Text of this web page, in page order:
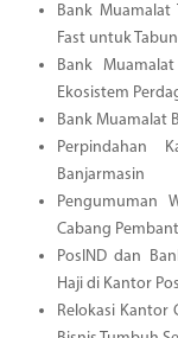
Bank Muamalat
Fast untuk
Bank
Ekosistem
Bank Muamalat
Perpindahan
Banjarmasin
Pengumuman
Cabang
PosIND dan
Haji di Kantor Pos
Relokasi Kantor